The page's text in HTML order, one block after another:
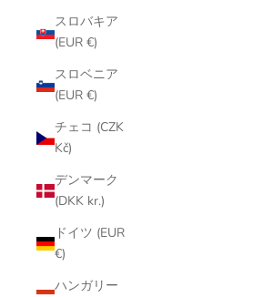
スロバキア
(EUR €)
スロベニア
(EUR €)
チェコ (CZK
Kč)
デンマーク
(DKK kr.)
ドイツ (EUR
€)
ハンガリー